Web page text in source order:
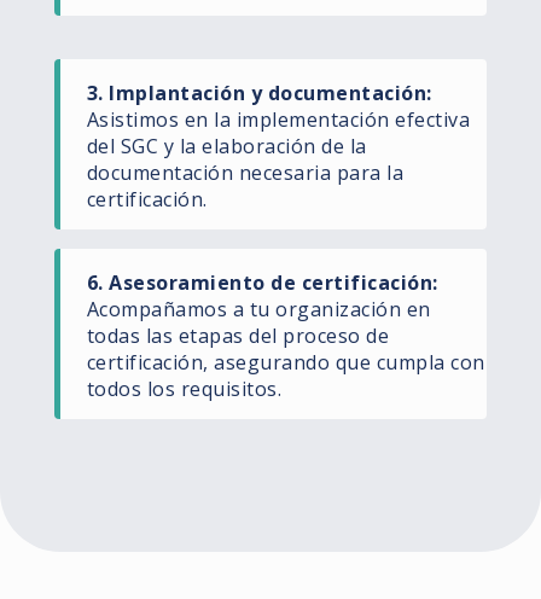
3. Implantación y documentación:
Asistimos en la implementación efectiva
del SGC y la elaboración de la
documentación necesaria para la
certificación.
6. Asesoramiento de certificación:
Acompañamos a tu organización en
todas las etapas del proceso de
certificación, asegurando que cumpla con
todos los requisitos.